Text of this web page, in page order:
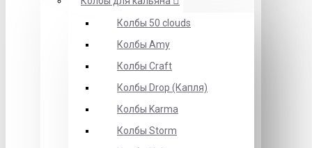
Колбы 50 clouds
Колбы Amy
Колбы Craft
Колбы Drop (Капля)
Колбы Karma
Колбы Storm